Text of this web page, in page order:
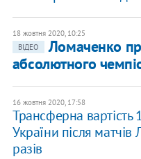
18 жовтня 2020, 10:25
ВІДЕО
Ломаченко
абсолютного
16 жовтня 2020, 17:58
Трансферна вартість
України після матчів
разів